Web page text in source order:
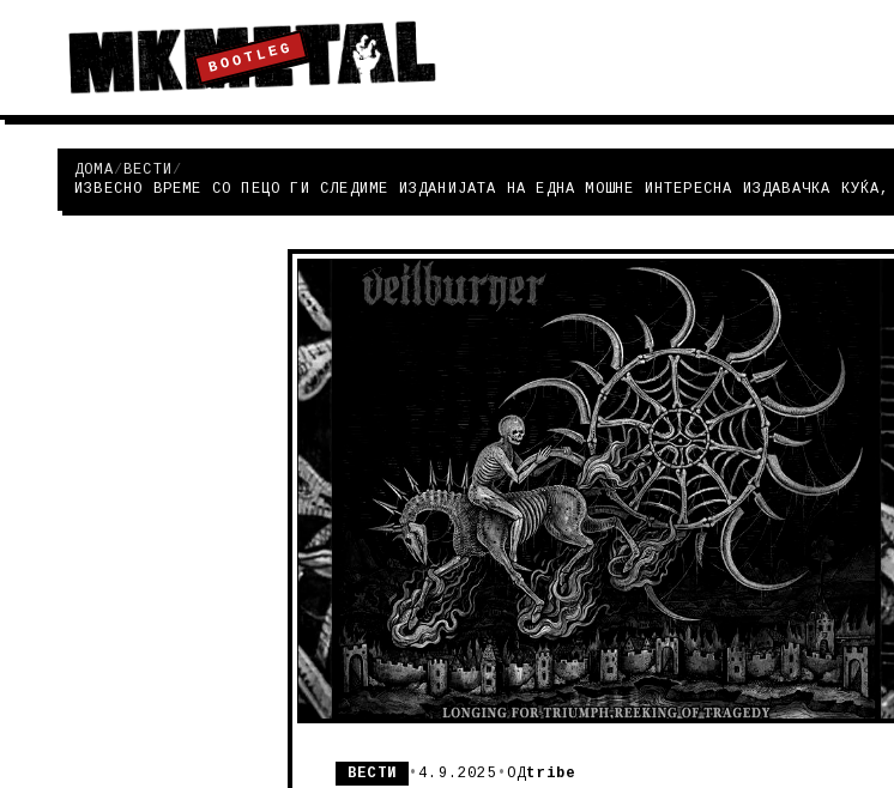
BOOTLEG
ДОМА/ВЕСТИ /
ИЗВЕСНО ВРЕМЕ СО ПЕЦО ГИ СЛЕДИМЕ ИЗДАНИЈАТА НА ЕДНА МОШНЕ ИНТЕРЕСНА ИЗДАВАЧКА КУЌА,
ВЕСТИ •4.9.2025 •ОДtribe